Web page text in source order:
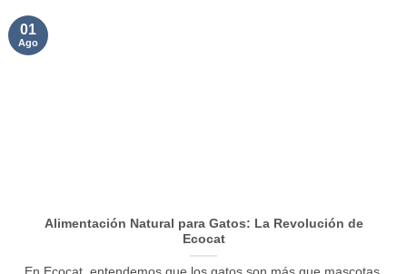
Alimentación Natural para Gatos: La Revolución de
Ecocat
01
Ago